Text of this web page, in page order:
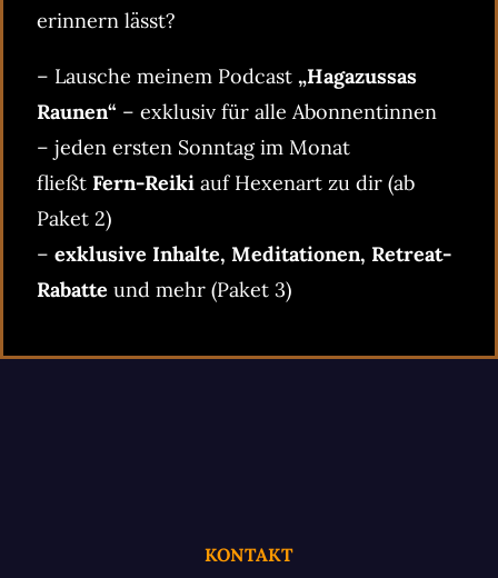
erinnern lässt?
– Lausche meinem Podcast „Hagazussas
Raunen“ – exklusiv für alle Abonnentinnen
– jeden ersten Sonntag im Monat
fließt Fern-Reiki auf Hexenart zu dir (ab
Paket 2)
– exklusive Inhalte, Meditationen, Retreat-
Rabatte und mehr (Paket 3)
KONTAKT